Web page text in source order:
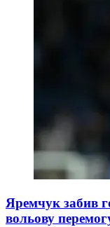
Яремчук забив
вольову